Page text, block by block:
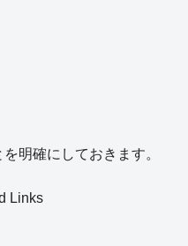
明確にしておきます。
Links